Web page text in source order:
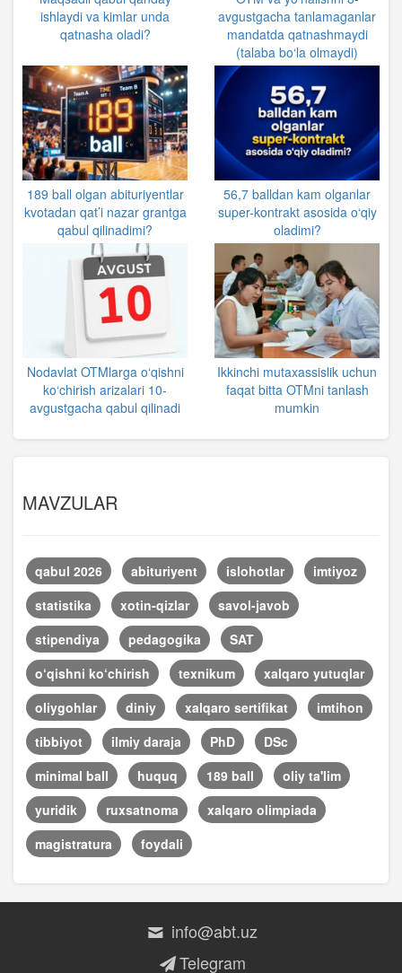
ishlaydi va kimlar unda
qatnasha oladi?
avgustgacha tanlamaganlar
mandatda qatnashmaydi
(talaba bo‘la olmaydi)
189 ball olgan abituriyentlar
kvotadan qat’i nazar grantga
qabul qilinadimi?
56,7 balldan kam olganlar
super-kontrakt asosida o‘qiy
oladimi?
Nodavlat OTMlarga o‘qishni
ko‘chirish arizalari 10-
avgustgacha qabul qilinadi
Ikkinchi mutaxassislik uchun
faqat bitta OTMni tanlash
mumkin
MAVZULAR
qabul 2026 abituriyent islohotlar
imtiyoz
statistika
xotin-qizlar
savol-javob
stipendiya
pedagogika
SAT
o‘qishni ko‘chirish
texnikum
xalqaro yutuqlar
oliygohlar
diniy xalqaro sertifikat
imtihon
tibbiyot
ilmiy daraja PhD
DSc
minimal ball
huquq 189 ball
oliy ta'lim
yuridik
ruxsatnoma
xalqaro olimpiada
magistratura
foydali
info@abt.uz
Telegram